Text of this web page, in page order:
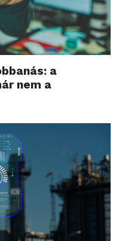
a
nem a